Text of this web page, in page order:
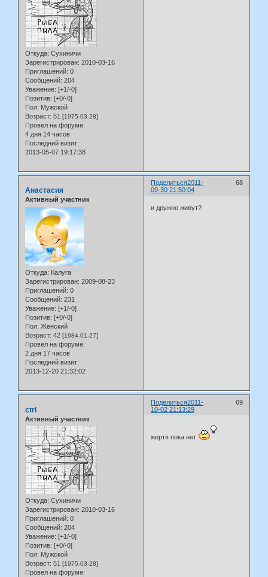
Откуда: Сухиничи
Зарегистрирован: 2010-03-16
Приглашений: 0
Сообщений: 204
Уважение: [+1/-0]
Позитив: [+0/-0]
Пол: Мужской
Возраст: 51 [1975-03-28]
Провел на форуме:
4 дня 14 часов
Последний визит:
2013-05-07 19:17:38
Поделиться 68
2011-
09-30 21:50:04
Анастасия
Активный участник
Откуда: Калуга
Зарегистрирован: 2009-08-23
Приглашений: 0
Сообщений: 231
Уважение: [+1/-0]
Позитив: [+0/-0]
Пол: Женский
Возраст: 42 [1984-01-27]
Провел на форуме:
2 дня 17 часов
Последний визит:
2013-12-20 21:32:02
и дружно живут?
Поделиться 69
2011-
10-02 21:13:29
ctrl
Активный участник
Откуда: Сухиничи
Зарегистрирован: 2010-03-16
Приглашений: 0
Сообщений: 204
Уважение: [+1/-0]
Позитив: [+0/-0]
Пол: Мужской
Возраст: 51 [1975-03-28]
Провел на форуме:
жертв пока нет